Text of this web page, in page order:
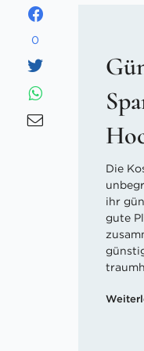
0
Die
ihr
gute